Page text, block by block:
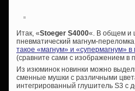
Итак, «Stoeger S4000«. В общем и
пневматический магнум-
такое «магнум» и «супермагнум» в
(сравните сами с изображением в
Из изюминок новинки можно
сменные мушки с различными
интегрированный глушитель S3 с